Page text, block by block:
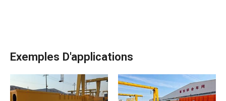
Exemples D'applications